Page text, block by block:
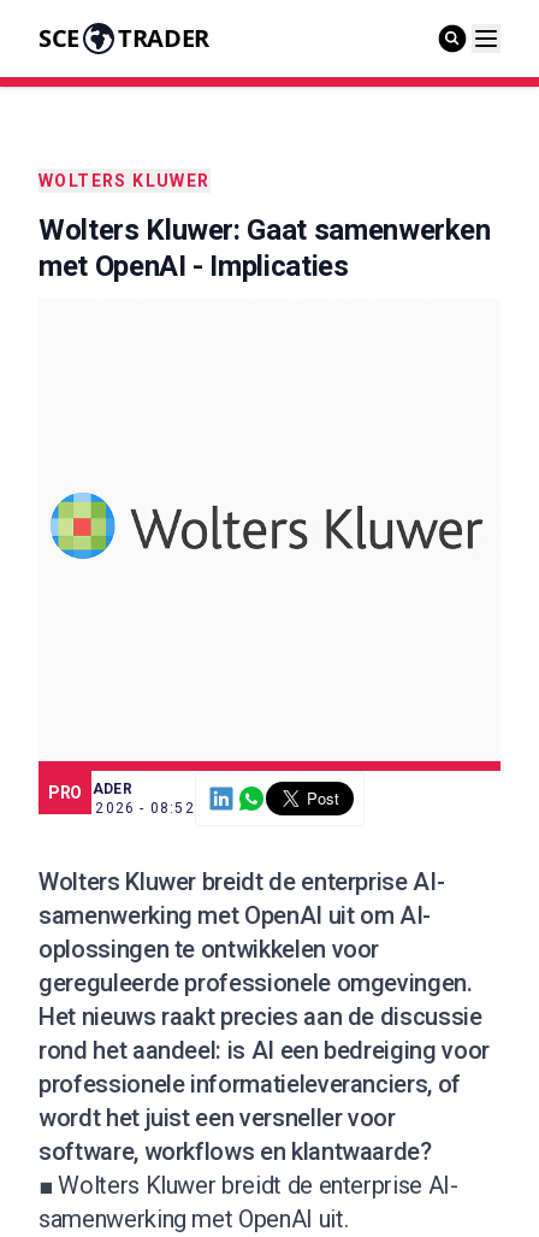
SCE TRADER
WOLTERS KLUWER
Wolters Kluwer: Gaat samenwerken
met OpenAI - Implicaties
PRO
SCE TRADER
3 JUN. 2026 - 08:52
Wolters Kluwer breidt de enterprise AI-
samenwerking met OpenAI uit om AI-
oplossingen te ontwikkelen voor
gereguleerde professionele omgevingen.
Het nieuws raakt precies aan de discussie
rond het aandeel: is AI een bedreiging voor
professionele informatieleveranciers, of
wordt het juist een versneller voor
software, workflows en klantwaarde?
■ Wolters Kluwer breidt de enterprise AI-
samenwerking met OpenAI uit.